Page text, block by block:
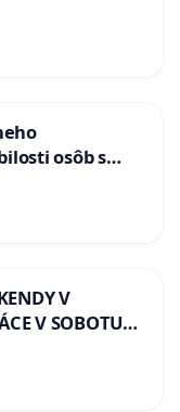
osôb s
do
V
V SOBOTU